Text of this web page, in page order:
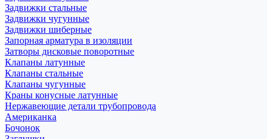
Задвижки стальные
Задвижки чугунные
Задвижки шиберные
Запорная арматура в изоляции
Затворы дисковые поворотные
Клапаны латунные
Клапаны стальные
Клапаны чугунные
Краны конусные латунные
Нержавеющие детали трубопровода
Американка
Бочонок